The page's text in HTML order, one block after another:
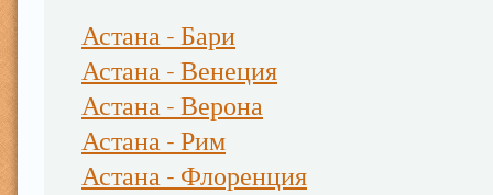
Астана - Бари
Астана - Венеция
Астана - Верона
Астана - Рим
Астана - Флоренция